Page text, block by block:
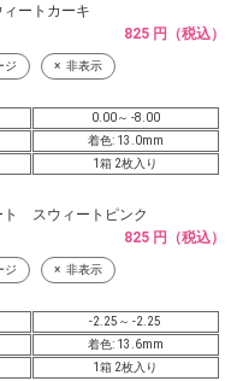
ートカーキ
825 円（税込）
ジ 非表示
0.00～ -8.00
着色: 13.0mm
1箱 2枚入り
ト スウィートピンク
825 円（税込）
ジ 非表示
-2.25～ -2.25
着色: 13.6mm
1箱 2枚入り